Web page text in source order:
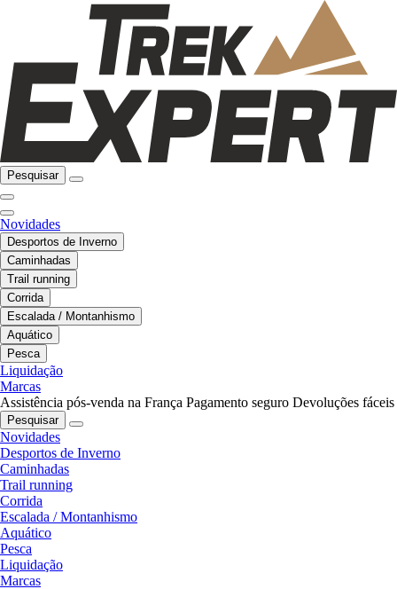
Pesquisar
Novidades
Desportos de Inverno
Caminhadas
Trail running
Corrida
Escalada / Montanhismo
Aquático
Pesca
Liquidação
Marcas
Assistência pós-venda na França Pagamento seguro Devoluções fáceis
Pesquisar
Novidades
Desportos de Inverno
Caminhadas
Trail running
Corrida
Escalada / Montanhismo
Aquático
Pesca
Liquidação
Marcas